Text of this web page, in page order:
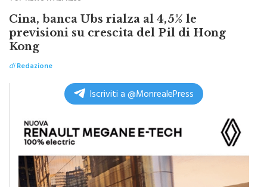
Cina, banca Ubs rialza al 4,5% le
previsioni su crescita del Pil di Hong
Kong
diRedazione
Iscriviti a @MonrealePress